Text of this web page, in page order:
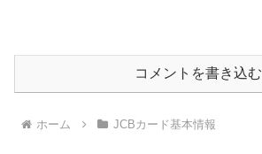
コメントを書き込む
ホーム JCBカード基本情報